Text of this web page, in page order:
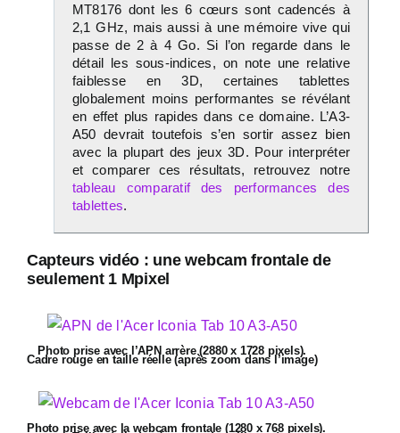
MT8176 dont les 6 cœurs sont cadencés à
2,1 GHz, mais aussi à une mémoire vive qui
passe de 2 à 4 Go. Si l’on regarde dans le
détail les sous-indices, on note une relative
faiblesse en 3D, certaines tablettes
globalement moins performantes se révélant
en effet plus rapides dans ce domaine. L’A3-
A50 devrait toutefois s’en sortir assez bien
avec la plupart des jeux 3D. Pour interpréter
et comparer ces résultats, retrouvez notre
tableau comparatif des performances des
tablettes.
Capteurs vidéo : une webcam frontale de
seulement 1 Mpixel
Photo prise avec l’APN arrère (2880 x 1728 pixels).
Cadre rouge en taille réelle (après zoom dans l’image)
Photo prise avec la webcam frontale (1280 x 768 pixels).